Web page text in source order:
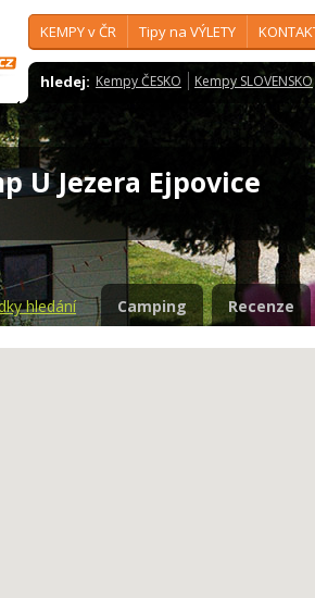
KEMPY v ČR Tipy na VÝLETY
hledej: Kempy ČESKO Kempy SLOVENSKO
U Jezera Ejpovice
hledání Camping Recenze